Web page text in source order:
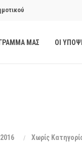
της Ανοιχτής
ΜΑΣ ΟΙ
Xωρίς